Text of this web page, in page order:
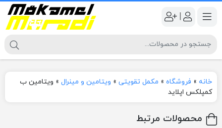
|
خانه » فروشگاه » مکمل تقویتی » ویتامین و مینرال » ویتامین ب
کمپلکس اپلاید
محصولات مرتبط